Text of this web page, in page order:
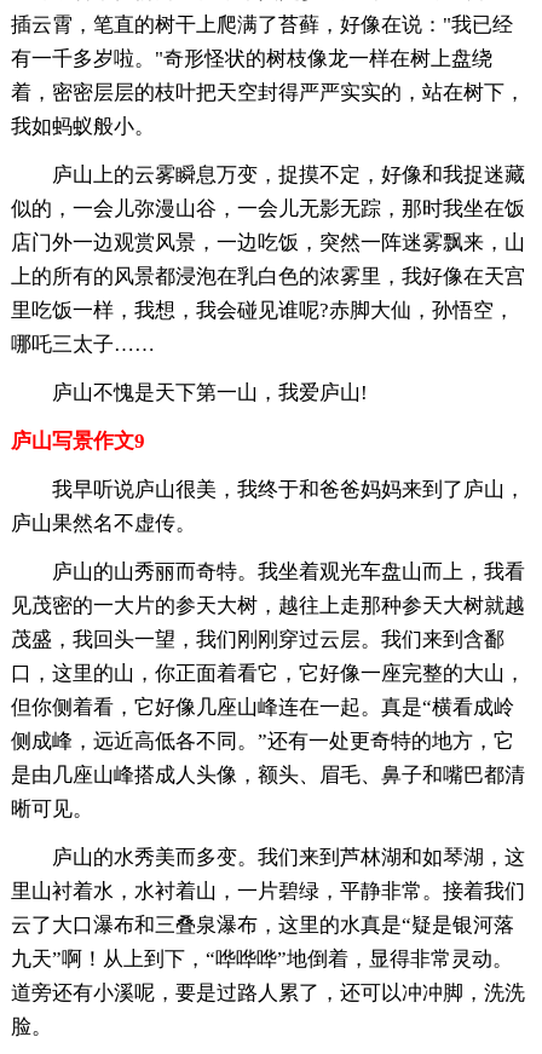
插云霄，笔直的树干上爬满了苔藓，好像在说："我已经
有一千多岁啦。"奇形怪状的树枝像龙一样在树上盘绕
着，密密层层的枝叶把天空封得严严实实的，站在树下，
我如蚂蚁般小。
庐山上的云雾瞬息万变，捉摸不定，好像和我捉迷藏
似的，一会儿弥漫山谷，一会儿无影无踪，那时我坐在饭
店门外一边观赏风景，一边吃饭，突然一阵迷雾飘来，山
上的所有的风景都浸泡在乳白色的浓雾里，我好像在天宫
里吃饭一样，我想，我会碰见谁呢?赤脚大仙，孙悟空，
哪吒三太子……
庐山不愧是天下第一山，我爱庐山!
庐山写景作文9
我早听说庐山很美，我终于和爸爸妈妈来到了庐山，
庐山果然名不虚传。
庐山的山秀丽而奇特。我坐着观光车盘山而上，我看
见茂密的一大片的参天大树，越往上走那种参天大树就越
茂盛，我回头一望，我们刚刚穿过云层。我们来到含鄱
口，这里的山，你正面着看它，它好像一座完整的大山，
但你侧着看，它好像几座山峰连在一起。真是“横看成岭
侧成峰，远近高低各不同。”还有一处更奇特的地方，它
是由几座山峰搭成人头像，额头、眉毛、鼻子和嘴巴都清
晰可见。
庐山的水秀美而多变。我们来到芦林湖和如琴湖，这
里山衬着水，水衬着山，一片碧绿，平静非常。接着我们
云了大口瀑布和三叠泉瀑布，这里的水真是“疑是银河落
九天”啊！从上到下，“哗哗哗”地倒着，显得非常灵动。
道旁还有小溪呢，要是过路人累了，还可以冲冲脚，洗洗
脸。